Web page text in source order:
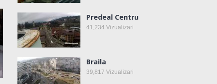
Predeal Centru
41,234 Vizualizari
Braila
39,817 Vizualizari